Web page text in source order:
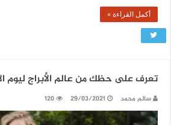
أكمل القراءة »
تعرف على حظك من عالم الأبراج ليوم الاثنين 29
سالم محمد 29/03/2021
120